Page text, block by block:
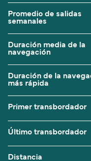
Promedio de salidas
semanales
Duración media de la
navegación
Duración de la
más rápida
Primer transbordador
Último transbordador
Distancia